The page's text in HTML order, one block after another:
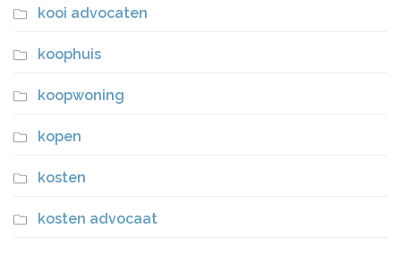
kooi advocaten
koophuis
koopwoning
kopen
kosten
kosten advocaat